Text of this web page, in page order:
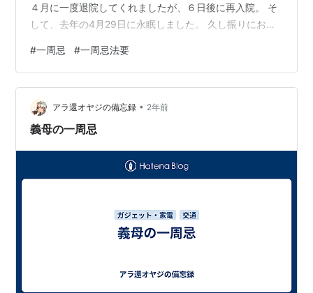
４月に一度退院してくれましたが、６日後に再入院。 そ
して、去年の4月29日に永眠しました。 久し振りにお仏
がとうございます。 良い一日を。 にほんブログ村
#一周忌 #一周忌法要
アラ還オヤジの備忘録 • 2年前
義母の一周忌